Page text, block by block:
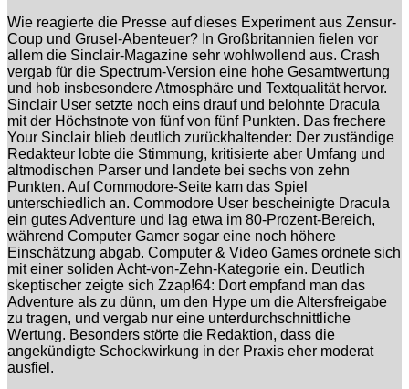
Wie reagierte die Presse auf dieses Experiment aus Zensur-
Coup und Grusel-Abenteuer? In Großbritannien fielen vor
allem die Sinclair-Magazine sehr wohlwollend aus. Crash
vergab für die Spectrum-Version eine hohe Gesamtwertung
und hob insbesondere Atmosphäre und Textqualität hervor.
Sinclair User setzte noch eins drauf und belohnte Dracula
mit der Höchstnote von fünf von fünf Punkten. Das frechere
Your Sinclair blieb deutlich zurückhaltender: Der zuständige
Redakteur lobte die Stimmung, kritisierte aber Umfang und
altmodischen Parser und landete bei sechs von zehn
Punkten. Auf Commodore-Seite kam das Spiel
unterschiedlich an. Commodore User bescheinigte Dracula
ein gutes Adventure und lag etwa im 80-Prozent-Bereich,
während Computer Gamer sogar eine noch höhere
Einschätzung abgab. Computer & Video Games ordnete sich
mit einer soliden Acht-von-Zehn-Kategorie ein. Deutlich
skeptischer zeigte sich Zzap!64: Dort empfand man das
Adventure als zu dünn, um den Hype um die Altersfreigabe
zu tragen, und vergab nur eine unterdurchschnittliche
Wertung. Besonders störte die Redaktion, dass die
angekündigte Schockwirkung in der Praxis eher moderat
ausfiel.